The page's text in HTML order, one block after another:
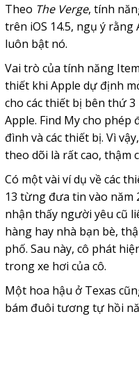
Theo The Verge, tính
trên iOS 14.5, ngụ ý
luôn bật nó.
Vai trò của tính năng
thiết khi Apple dự định
cho các thiết bị bên thứ
Apple. Find My cho phép
đình và các thiết bị. Vì
theo dõi là rất cao, thậm
Có một vài ví dụ về các
13 từng đưa tin vào năm
nhận thấy người yêu cũ
hàng hay nhà bạn bè,
phố. Sau này, cô phát
trong xe hơi của cô.
Một hoa hậu ở Texas
bám đuôi tương tự hồi